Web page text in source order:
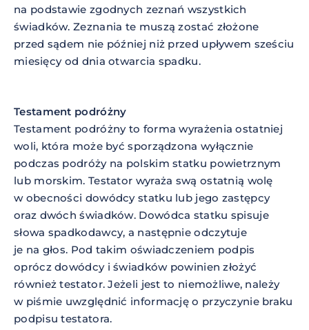
na podstawie zgodnych zeznań wszystkich
świadków. Zeznania te muszą zostać złożone
przed sądem nie później niż przed upływem sześciu
miesięcy od dnia otwarcia spadku.
Testament podróżny
Testament podróżny to forma wyrażenia ostatniej
woli, która może być sporządzona wyłącznie
podczas podróży na polskim statku powietrznym
lub morskim. Testator wyraża swą ostatnią wolę
w obecności dowódcy statku lub jego zastępcy
oraz dwóch świadków. Dowódca statku spisuje
słowa spadkodawcy, a następnie odczytuje
je na głos. Pod takim oświadczeniem podpis
oprócz dowódcy i świadków powinien złożyć
również testator. Jeżeli jest to niemożliwe, należy
w piśmie uwzględnić informację o przyczynie braku
podpisu testatora.